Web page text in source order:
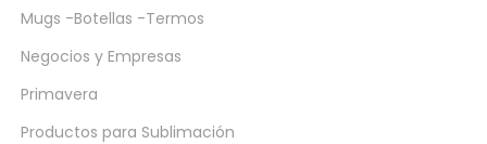
Mugs -Botellas -Termos
Negocios y Empresas
Primavera
Productos para Sublimación